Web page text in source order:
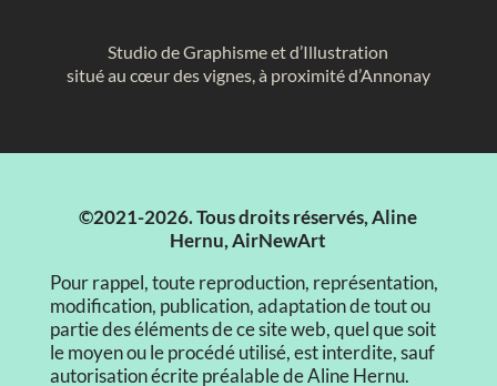
Studio de Graphisme et d’Illustration
situé au cœur des vignes, à proximité d’Annonay
©2021-2026. Tous droits réservés, Aline
Hernu, AirNewArt
Pour rappel, toute reproduction, représentation,
modification, publication, adaptation de tout ou
partie des éléments de ce site web, quel que soit
le moyen ou le procédé utilisé, est interdite, sauf
autorisation écrite préalable de Aline Hernu.